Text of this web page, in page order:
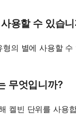
용할 수 있습
의 별에 사용할
무엇입니까?
켈빈 단위를 사용